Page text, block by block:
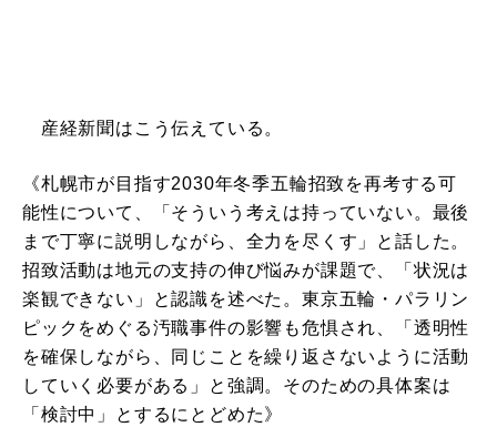
産経新聞はこう伝えている。
《札幌市が目指す2030年冬季五輪招致を再考する可
能性について、「そういう考えは持っていない。最後
まで丁寧に説明しながら、全力を尽くす」と話した。
招致活動は地元の支持の伸び悩みが課題で、「状況は
楽観できない」と認識を述べた。東京五輪・パラリン
ピックをめぐる汚職事件の影響も危惧され、「透明性
を確保しながら、同じことを繰り返さないように活動
していく必要がある」と強調。そのための具体案は
「検討中」とするにとどめた》